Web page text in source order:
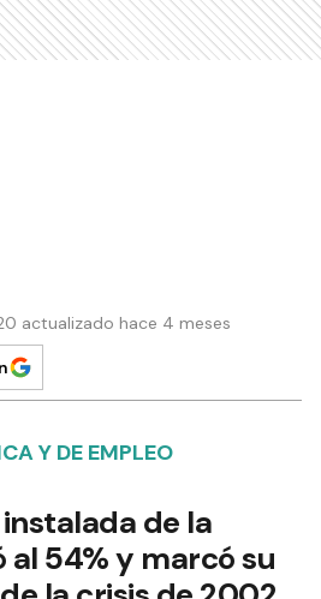
actualizado hace 4 meses
Y DE EMPLEO
de la
54% y marcó su